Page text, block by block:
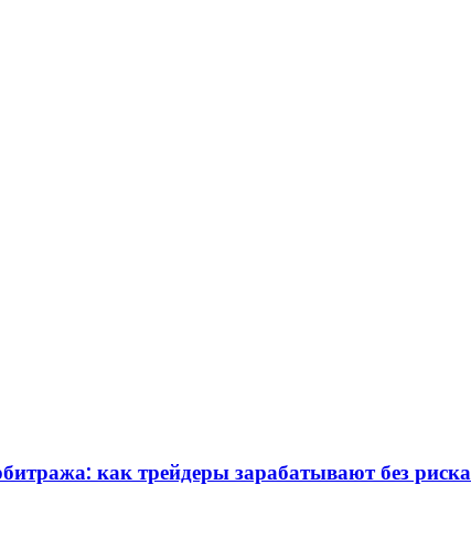
как трейдеры зарабатывают без риска